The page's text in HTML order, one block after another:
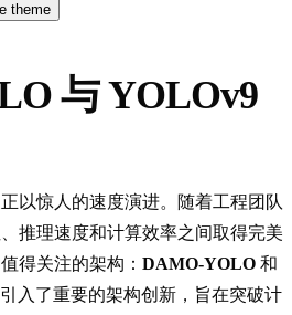
theme
与 YOLOv9
以惊人的速度演进。随着工程团队
推理速度和计算效率之间取得完美
得关注的架构： DAMO-YOLO 和
入了重要的架构创新，旨在突破计